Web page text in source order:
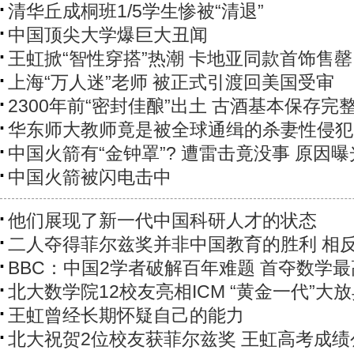
清华丘成桐班1/5学生惨被“清退”
中国顶尖大学爆巨大丑闻
王虹掀“智性穿搭”热潮 卡地亚同款首饰售罄
上海“万人迷”老师 被正式引渡回美国受审
2300年前“密封佳酿”出土 古酒基本保存完
华东师大教师竟是被全球通缉的杀妻性侵犯
中国火箭有“金钟罩”? 遭雷击竟没事 原因曝
中国火箭被闪电击中
他们展现了新一代中国科研人才的状态
二人夺得菲尔兹奖并非中国教育的胜利 相
BBC：中国2学者破解百年难题 首夺数学
北大数学院12校友亮相ICM “黄金一代”大
王虹曾经长期怀疑自己的能力
北大祝贺2位校友获菲尔兹奖 王虹高考成